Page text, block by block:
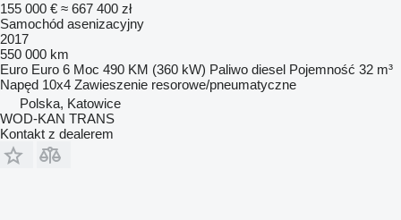
155 000 € ≈ 667 400 zł
Samochód asenizacyjny
2017
550 000 km
Euro Euro 6 Moc 490 KM (360 kW) Paliwo diesel Pojemność 32 m³
Napęd 10x4 Zawieszenie resorowe/pneumatyczne
Polska, Katowice
WOD-KAN TRANS
Kontakt z dealerem